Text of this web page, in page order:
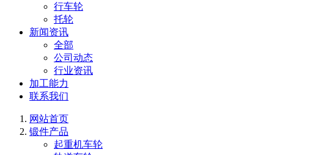
行车轮
托轮
新闻资讯
全部
公司动态
行业资讯
加工能力
联系我们
网站首页
锻件产品
起重机车轮